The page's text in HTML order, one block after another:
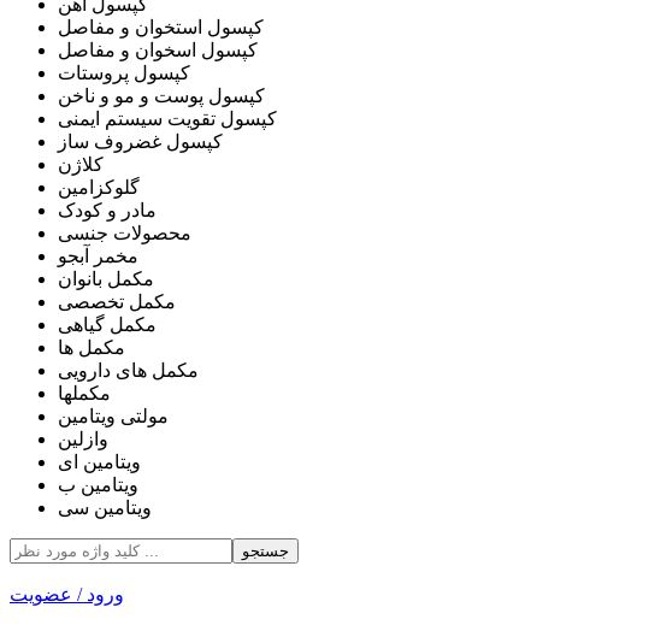
کپسول آهن
کپسول استخوان و مفاصل
کپسول اسخوان و مفاصل
کپسول پروستات
کپسول پوست و مو و ناخن
کپسول تقویت سیستم ایمنی
کپسول غضروف ساز
کلاژن
گلوکزامین
مادر و کودک
محصولات جنسی
مخمر آبجو
مکمل بانوان
مکمل تخصصی
مکمل گیاهی
مکمل ها
مکمل های دارویی
مکملها
مولتی ویتامین
وازلین
ویتامین ای
ویتامین ب
ویتامین سی
جستجو
ورود / عضویت